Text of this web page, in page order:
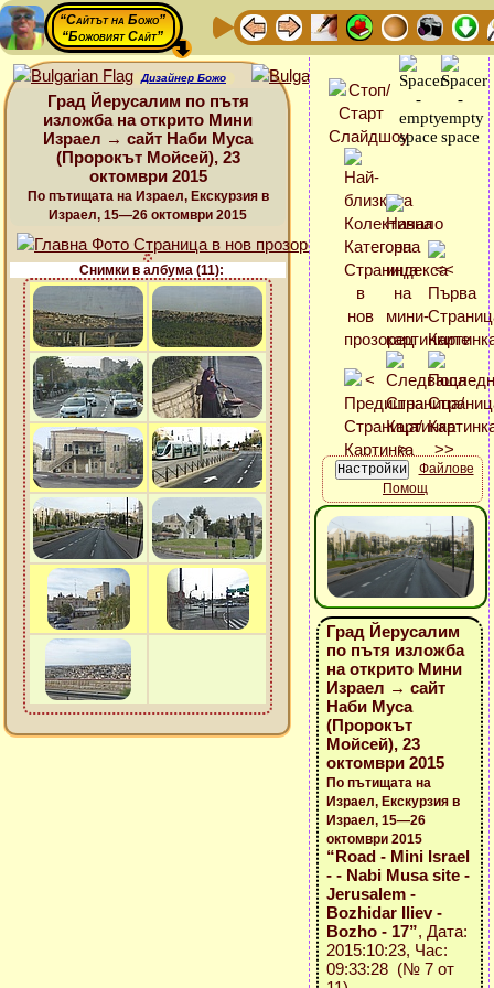
“Сайтът на Божо”
“Божовият Сайт”
Дизайнер Божо
Град Йерусалим по пътя
изложба на открито Мини
Израел → сайт Наби Муса
(Пророкът Мойсей), 23
октомври 2015
По пътищата на Израел, Екскурзия в
Израел, 15—26 октомври 2015
Снимки в албума (11):
Файлове
Помощ
Град Йерусалим
по пътя изложба
на открито Мини
Израел → сайт
Наби Муса
(Пророкът
Мойсей), 23
октомври 2015
По пътищата на
Израел, Екскурзия в
Израел, 15—26
октомври 2015
“Road - Mini Israel
- - Nabi Musa site -
Jerusalem -
Bozhidar Iliev -
Bozho - 17”, Дата:
2015:10:23, Час:
09:33:28 (№ 7 от